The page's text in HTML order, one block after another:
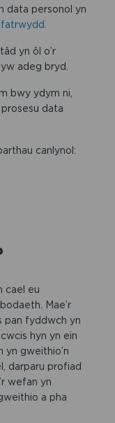
data personol yn
yn ôl o’r
adeg bryd.
bwy ydym ni,
data
canlynol:
cael eu
Mae’r
pan fyddwch yn
hyn yn ein
yn gweithio’n
darparu profiad
wefan yn
a pha